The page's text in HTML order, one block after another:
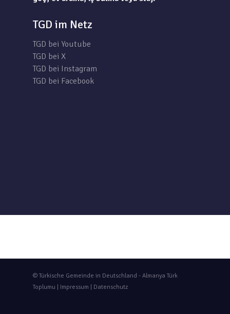
TGD im Netz
TGD bei Youtube
TGD bei X
TGD bei Instagram
TGD bei Facebook
© Türkische Gemeinde in Deutschland - Almanya Türk
Toplumu | Impressum Datenschutz